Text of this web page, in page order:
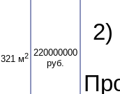
321 м2
220000000
руб.
2)